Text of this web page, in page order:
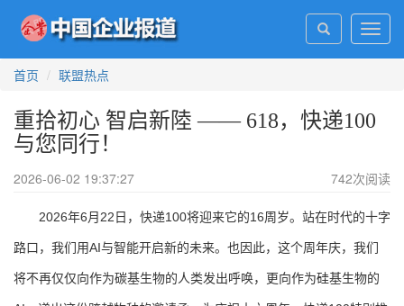
首页
联盟热点
重拾初心 智启新陸 —— 618，快递100
与您同行！
2026-06-02 19:37:27 742次阅读
2026年6月22日，快递100将迎来它的16周岁。站在时代的十字
路口，我们用AI与智能开启新的未来。也因此，这个周年庆，我们
将不再仅仅向作为碳基生物的人类发出呼唤，更向作为硅基生物的